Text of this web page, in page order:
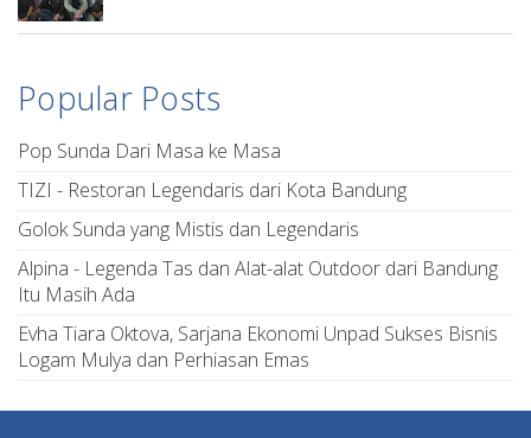
Popular Posts
Pop Sunda Dari Masa ke Masa
TIZI - Restoran Legendaris dari Kota Bandung
Golok Sunda yang Mistis dan Legendaris
Alpina - Legenda Tas dan Alat-alat Outdoor dari Bandung
Itu Masih Ada
Evha Tiara Oktova, Sarjana Ekonomi Unpad Sukses Bisnis
Logam Mulya dan Perhiasan Emas